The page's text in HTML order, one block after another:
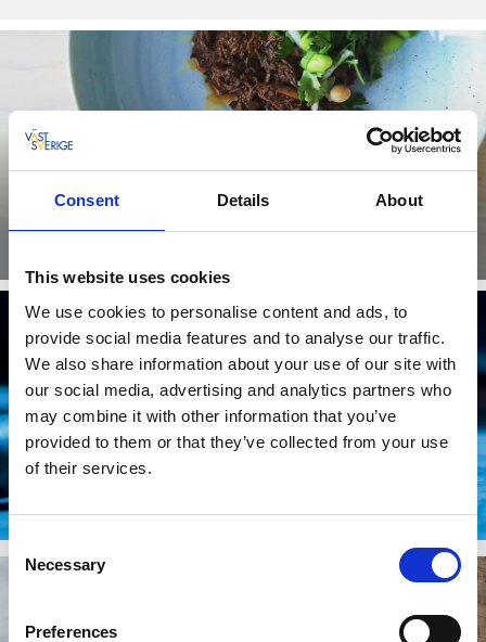
Consent Details About
This website uses cookies
We use cookies to personalise content and ads, to
provide social media features and to analyse our traffic.
We also share information about your use of our site with
our social media, advertising and analytics partners who
may combine it with other information that you’ve
provided to them or that they’ve collected from your use
of their services.
Consent
Selection
Necessary
Preferences
Mat och dryck
lokalproducerade specialiteter - här kan du välja bland Skaras
restauranger och caféer!
Evenemang
Ska ni under er konferens göra något trevligt på kvällen? Musik,
teater, guidningar, utställningar och föreläsningar, Skara är en
Läs mer